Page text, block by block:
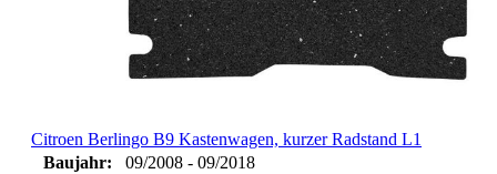
Citroen Berlingo B9 Kastenwagen, kurzer Radstand L1
Baujahr:
09/2008 - 09/2018